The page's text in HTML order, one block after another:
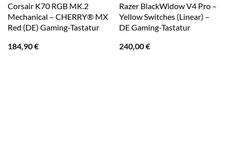
Corsair K70 RGB MK.2
Mechanical – CHERRY® MX
Red (DE) Gaming-Tastatur
184,90€
Razer BlackWidow V4 Pro –
Yellow Switches (Linear) –
DE Gaming-Tastatur
240,00€